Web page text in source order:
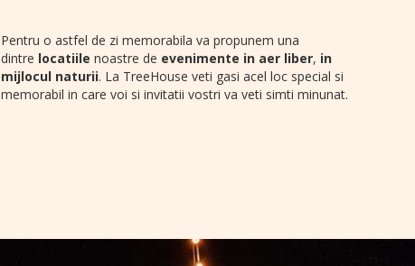
Pentru o astfel de zi memorabila va propunem una
dintre locatiile noastre de evenimente in aer liber, in
mijlocul naturii. La TreeHouse veti gasi acel loc special si
memorabil in care voi si invitatii vostri va veti simti minunat.